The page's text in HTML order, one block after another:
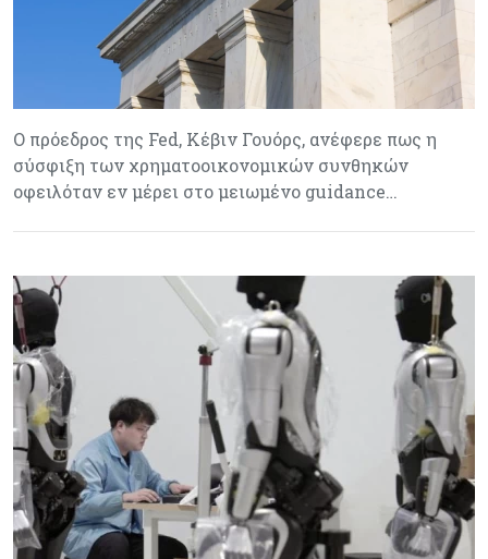
Ο πρόεδρος της Fed, Κέβιν Γουόρς, ανέφερε πως η
σύσφιξη των χρηματοοικονομικών συνθηκών
οφειλόταν εν μέρει στο μειωμένο guidance…